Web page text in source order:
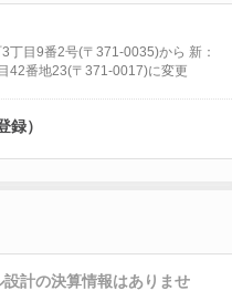
丁目9番2号(〒371-0035)から 新：
42番地23(〒371-0017)に変更
録）
計の決算情報はありませ